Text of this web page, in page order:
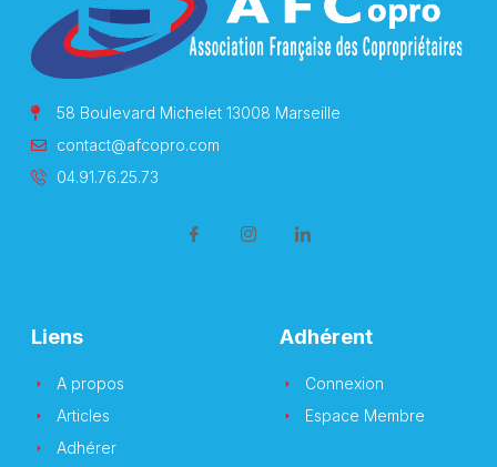
58 Boulevard Michelet 13008 Marseille
contact@afcopro.com
04.91.76.25.73
Liens
A propos
Articles
Adhérer
Adhérent
Connexion
Espace Membre